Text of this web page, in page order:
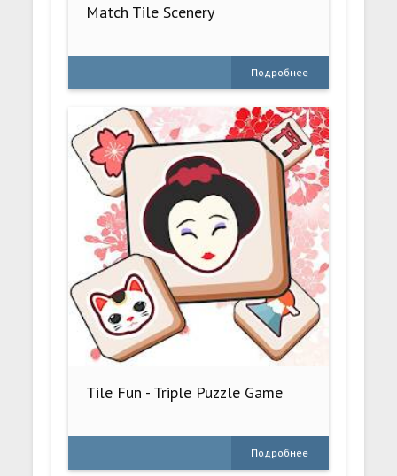
Match Tile Scenery
Подробнее
Tile Fun - Triple Puzzle Game
Подробнее